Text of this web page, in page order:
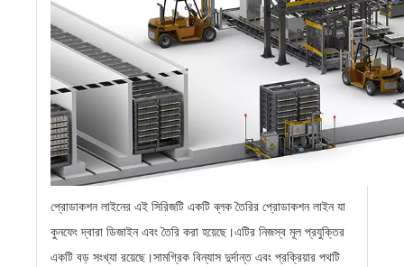
প্রোডাকশন লাইনের এই সিরিজটি একটি ব্লক তৈরির প্রোডাকশন লাইন যা
কুনফেং দ্বারা ডিজাইন এবং তৈরি করা হয়েছে।এটির নিজস্ব মূল প্রযুক্তির
একটি বড় সংখ্যা রয়েছে।সামগ্রিক বিন্যাস দুর্দান্ত এবং প্রক্রিয়ার পথটি